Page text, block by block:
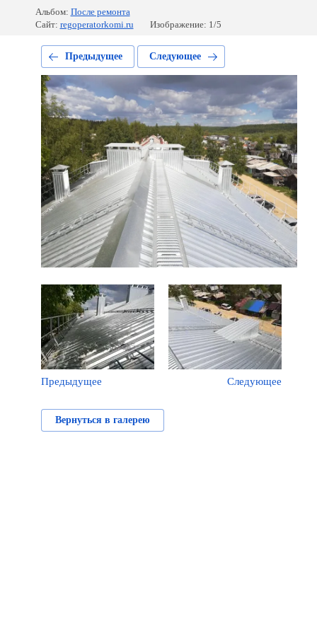
Альбом: После ремонта
Сайт: regoperatorkomi.ru Изображение: 1/5
Предыдущее Следующее
Предыдущее Следующее
Вернуться в галерею